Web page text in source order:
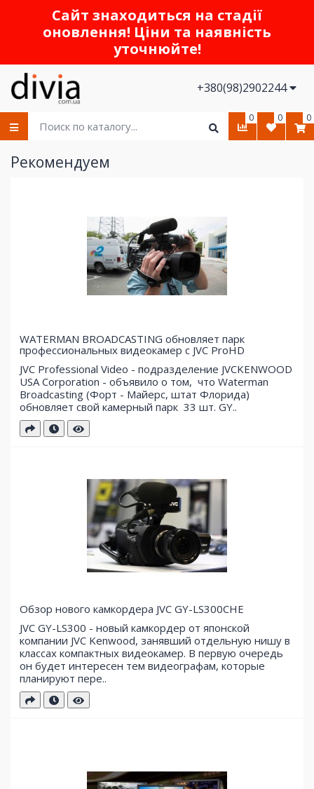
Сайт знаходиться на стадії
оновлення! Ціни та наявність
уточнюйте!
+380(98)2902244
0 0 0
Рекомендуем
WATERMAN BROADCASTING обновляет парк
профессиональных видеокамер с JVC ProHD
JVC Professional Video - подразделение JVCKENWOOD
USA Corporation - объявило о том, что Waterman
Broadcasting (Форт - Майерс, штат Флорида)
обновляет свой ​​камерный парк 33 шт. GY..
Обзор нового камкордера JVC GY-LS300CHE
JVC GY-LS300 - новый камкордер от японской
компании JVC Kenwood, занявший отдельную нишу в
классах компактных видеокамер. В первую очередь
он будет интересен тем видеографам, которые
планируют пере..